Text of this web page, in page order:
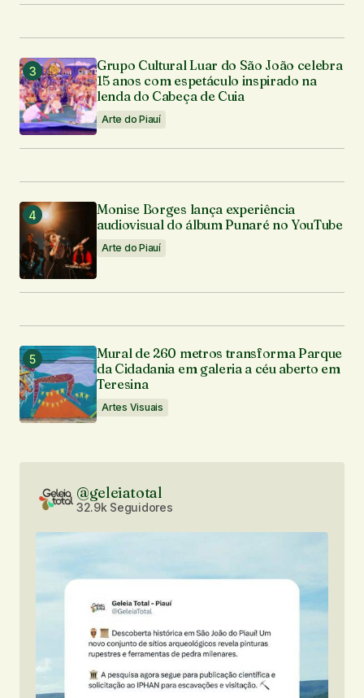
Grupo Cultural Luar do São João celebra
15 anos com espetáculo inspirado na
lenda do Cabeça de Cuia
Arte do Piauí
Monise Borges lança experiência
audiovisual do álbum Punaré no YouTube
Arte do Piauí
Mural de 260 metros transforma Parque
da Cidadania em galeria a céu aberto em
Teresina
Artes Visuais
@geleiatotal
32.9k Seguidores